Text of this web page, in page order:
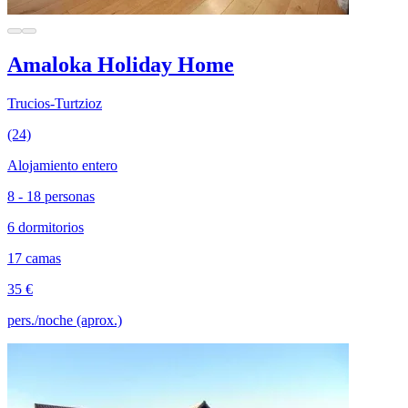
Amaloka Holiday Home
Trucios-Turtzioz
(24)
Alojamiento entero
8 - 18 personas
6 dormitorios
17 camas
35 €
pers./noche (aprox.)